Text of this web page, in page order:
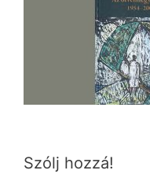
Szólj hozzá!